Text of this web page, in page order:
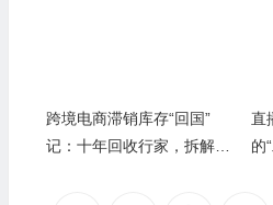
跨境电商滞销库存“回国”
记：十年回收行家，拆解亚
直
的